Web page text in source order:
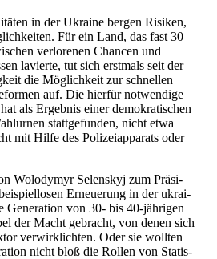
in der Ukraine bergen Risiken,
Für ein Land, das fast 30
ver­lo­re­nen Chancen und
lavierte, tut sich erst­mals seit der
die Mög­lich­keit zur schnel­len
auf. Die hierfür not­wen­dige
als Ergeb­nis einer demo­kra­ti­schen
statt­ge­fun­den, nicht etwa
mit Hilfe des Poli­zei­ap­pa­rats oder
Wolo­dymyr Selen­skyj zum Prä­si­
Erneue­rung in der ukrai­
Gene­ra­tion von 30- bis 40-jäh­ri­gen
der Macht gebracht, von denen sich
ver­wirk­lich­ten. Oder sie wollten
nicht bloß die Rollen von Sta­tis­